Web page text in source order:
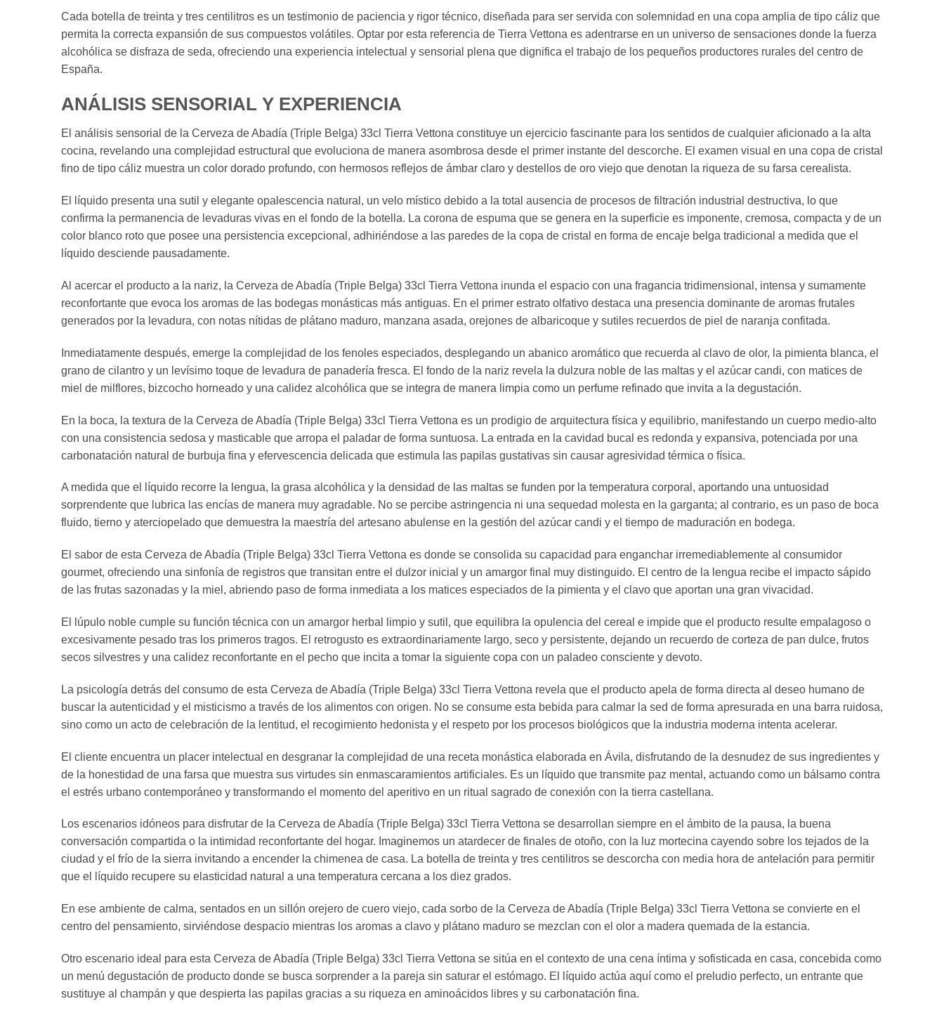
Cada botella de treinta y tres centilitros es un testimonio de paciencia y rigor técnico, diseñada para ser servida con solemnidad en una copa amplia de tipo cáliz que
permita la correcta expansión de sus compuestos volátiles. Optar por esta referencia de Tierra Vettona es adentrarse en un universo de sensaciones donde la fuerza
alcohólica se disfraza de seda, ofreciendo una experiencia intelectual y sensorial plena que dignifica el trabajo de los pequeños productores rurales del centro de
España.
ANÁLISIS SENSORIAL Y EXPERIENCIA
El análisis sensorial de la Cerveza de Abadía (Triple Belga) 33cl Tierra Vettona constituye un ejercicio fascinante para los sentidos de cualquier aficionado a la alta
cocina, revelando una complejidad estructural que evoluciona de manera asombrosa desde el primer instante del descorche. El examen visual en una copa de cristal
fino de tipo cáliz muestra un color dorado profundo, con hermosos reflejos de ámbar claro y destellos de oro viejo que denotan la riqueza de su farsa cerealista.
El líquido presenta una sutil y elegante opalescencia natural, un velo místico debido a la total ausencia de procesos de filtración industrial destructiva, lo que
confirma la permanencia de levaduras vivas en el fondo de la botella. La corona de espuma que se genera en la superficie es imponente, cremosa, compacta y de un
color blanco roto que posee una persistencia excepcional, adhiriéndose a las paredes de la copa de cristal en forma de encaje belga tradicional a medida que el
líquido desciende pausadamente.
Al acercar el producto a la nariz, la Cerveza de Abadía (Triple Belga) 33cl Tierra Vettona inunda el espacio con una fragancia tridimensional, intensa y sumamente
reconfortante que evoca los aromas de las bodegas monásticas más antiguas. En el primer estrato olfativo destaca una presencia dominante de aromas frutales
generados por la levadura, con notas nítidas de plátano maduro, manzana asada, orejones de albaricoque y sutiles recuerdos de piel de naranja confitada.
Inmediatamente después, emerge la complejidad de los fenoles especiados, desplegando un abanico aromático que recuerda al clavo de olor, la pimienta blanca, el
grano de cilantro y un levísimo toque de levadura de panadería fresca. El fondo de la nariz revela la dulzura noble de las maltas y el azúcar candi, con matices de
miel de milflores, bizcocho horneado y una calidez alcohólica que se integra de manera limpia como un perfume refinado que invita a la degustación.
En la boca, la textura de la Cerveza de Abadía (Triple Belga) 33cl Tierra Vettona es un prodigio de arquitectura física y equilibrio, manifestando un cuerpo medio-alto
con una consistencia sedosa y masticable que arropa el paladar de forma suntuosa. La entrada en la cavidad bucal es redonda y expansiva, potenciada por una
carbonatación natural de burbuja fina y efervescencia delicada que estimula las papilas gustativas sin causar agresividad térmica o física.
A medida que el líquido recorre la lengua, la grasa alcohólica y la densidad de las maltas se funden por la temperatura corporal, aportando una untuosidad
sorprendente que lubrica las encías de manera muy agradable. No se percibe astringencia ni una sequedad molesta en la garganta; al contrario, es un paso de boca
fluido, tierno y aterciopelado que demuestra la maestría del artesano abulense en la gestión del azúcar candi y el tiempo de maduración en bodega.
El sabor de esta Cerveza de Abadía (Triple Belga) 33cl Tierra Vettona es donde se consolida su capacidad para enganchar irremediablemente al consumidor
gourmet, ofreciendo una sinfonía de registros que transitan entre el dulzor inicial y un amargor final muy distinguido. El centro de la lengua recibe el impacto sápido
de las frutas sazonadas y la miel, abriendo paso de forma inmediata a los matices especiados de la pimienta y el clavo que aportan una gran vivacidad.
El lúpulo noble cumple su función técnica con un amargor herbal limpio y sutil, que equilibra la opulencia del cereal e impide que el producto resulte empalagoso o
excesivamente pesado tras los primeros tragos. El retrogusto es extraordinariamente largo, seco y persistente, dejando un recuerdo de corteza de pan dulce, frutos
secos silvestres y una calidez reconfortante en el pecho que incita a tomar la siguiente copa con un paladeo consciente y devoto.
La psicología detrás del consumo de esta Cerveza de Abadía (Triple Belga) 33cl Tierra Vettona revela que el producto apela de forma directa al deseo humano de
buscar la autenticidad y el misticismo a través de los alimentos con origen. No se consume esta bebida para calmar la sed de forma apresurada en una barra ruidosa,
sino como un acto de celebración de la lentitud, el recogimiento hedonista y el respeto por los procesos biológicos que la industria moderna intenta acelerar.
El cliente encuentra un placer intelectual en desgranar la complejidad de una receta monástica elaborada en Ávila, disfrutando de la desnudez de sus ingredientes y
de la honestidad de una farsa que muestra sus virtudes sin enmascaramientos artificiales. Es un líquido que transmite paz mental, actuando como un bálsamo contra
el estrés urbano contemporáneo y transformando el momento del aperitivo en un ritual sagrado de conexión con la tierra castellana.
Los escenarios idóneos para disfrutar de la Cerveza de Abadía (Triple Belga) 33cl Tierra Vettona se desarrollan siempre en el ámbito de la pausa, la buena
conversación compartida o la intimidad reconfortante del hogar. Imaginemos un atardecer de finales de otoño, con la luz mortecina cayendo sobre los tejados de la
ciudad y el frío de la sierra invitando a encender la chimenea de casa. La botella de treinta y tres centilitros se descorcha con media hora de antelación para permitir
que el líquido recupere su elasticidad natural a una temperatura cercana a los diez grados.
En ese ambiente de calma, sentados en un sillón orejero de cuero viejo, cada sorbo de la Cerveza de Abadía (Triple Belga) 33cl Tierra Vettona se convierte en el
centro del pensamiento, sirviéndose despacio mientras los aromas a clavo y plátano maduro se mezclan con el olor a madera quemada de la estancia.
Otro escenario ideal para esta Cerveza de Abadía (Triple Belga) 33cl Tierra Vettona se sitúa en el contexto de una cena íntima y sofisticada en casa, concebida como
un menú degustación de producto donde se busca sorprender a la pareja sin saturar el estómago. El líquido actúa aquí como el preludio perfecto, un entrante que
sustituye al champán y que despierta las papilas gracias a su riqueza en aminoácidos libres y su carbonatación fina.